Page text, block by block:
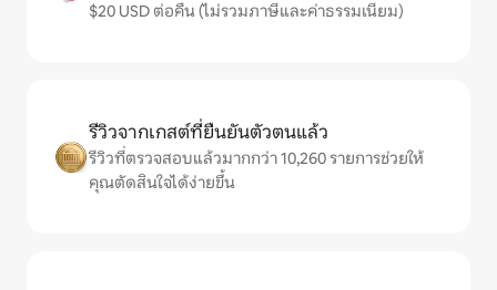
$20 USD ต่อคืน (ไม่รวมภาษีและค่าธรรมเนียม)
รีวิวจากเกสต์ที่ยืนยันตัวตนแล้ว
รีวิวที่ตรวจสอบแล้วมากกว่า 10,260 รายการช่วยให้
คุณตัดสินใจได้ง่ายขึ้น